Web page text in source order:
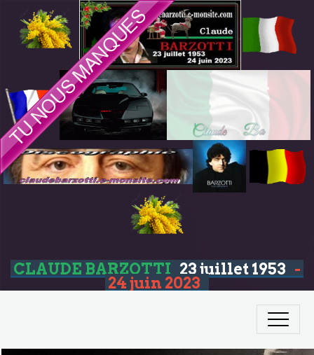
CLAUDE BARZOTTI 23 juillet 1953 -
24 juin 2023